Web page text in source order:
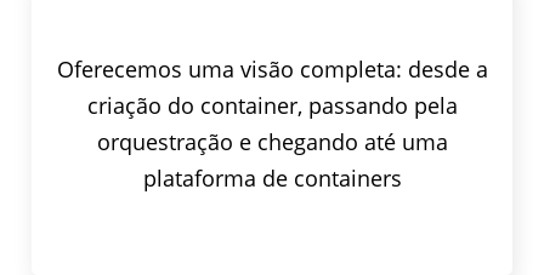
Oferecemos uma visão completa: desde a
criação do container, passando pela
orquestração e chegando até uma
plataforma de containers